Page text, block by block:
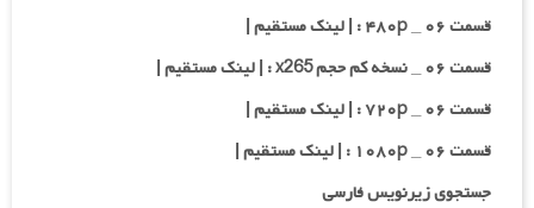
قسمت ۰۶ _ ۴۸۰p : | لینک مستقیم |
قسمت ۰۶ _ نسخه کم حجم x265 : | لینک مستقیم |
قسمت ۰۶ _ ۷۲۰p : | لینک مستقیم |
قسمت ۰۶ _ ۱۰۸۰p : | لینک مستقیم |
جستجوی زیرنویس فارسی